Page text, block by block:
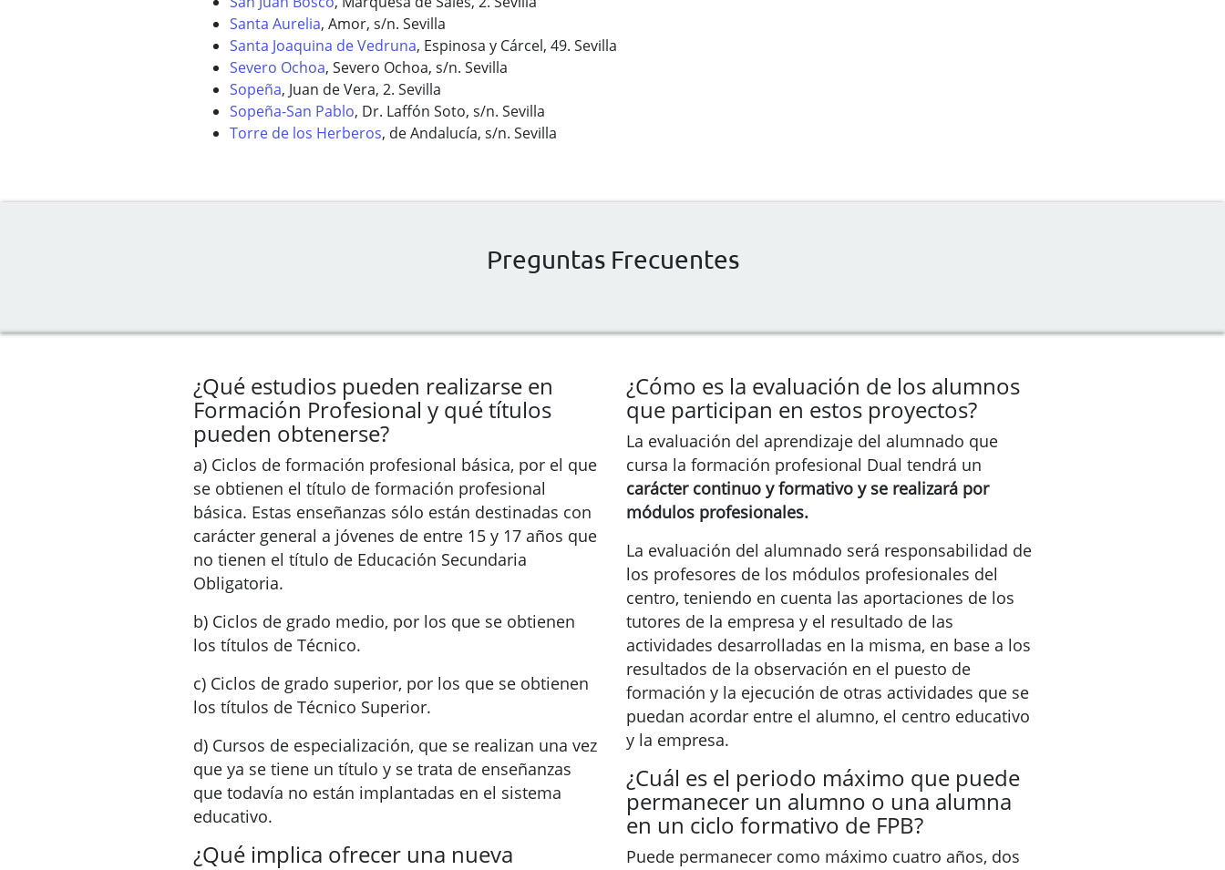
Santa Aurelia, Amor, s/n. Sevilla
Santa Joaquina de Vedruna, Espinosa y Cárcel, 49. Sevilla
Severo Ochoa, Severo Ochoa, s/n. Sevilla
Sopeña, Juan de Vera, 2. Sevilla
Sopeña-San Pablo, Dr. Laffón Soto, s/n. Sevilla
Torre de los Herberos, de Andalucía, s/n. Sevilla
Preguntas Frecuentes
¿Qué estudios pueden realizarse en
Formación Profesional y qué títulos
pueden obtenerse?
a) Ciclos de formación profesional básica, por el que
se obtienen el título de formación profesional
básica. Estas enseñanzas sólo están destinadas con
carácter general a jóvenes de entre 15 y 17 años que
no tienen el título de Educación Secundaria
Obligatoria.
b) Ciclos de grado medio, por los que se obtienen
los títulos de Técnico.
c) Ciclos de grado superior, por los que se obtienen
los títulos de Técnico Superior.
d) Cursos de especialización, que se realizan una vez
que ya se tiene un título y se trata de enseñanzas
que todavía no están implantadas en el sistema
educativo.
¿Qué implica ofrecer una nueva
¿Cómo es la evaluación de los alumnos
que participan en estos proyectos?
La evaluación del aprendizaje del alumnado que
cursa la formación profesional Dual tendrá un
carácter continuo y formativo y se realizará por
módulos profesionales.
La evaluación del alumnado será responsabilidad de
los profesores de los módulos profesionales del
centro, teniendo en cuenta las aportaciones de los
tutores de la empresa y el resultado de las
actividades desarrolladas en la misma, en base a los
resultados de la observación en el puesto de
formación y la ejecución de otras actividades que se
puedan acordar entre el alumno, el centro educativo
y la empresa.
¿Cuál es el periodo máximo que puede
permanecer un alumno o una alumna
en un ciclo formativo de FPB?
Puede permanecer como máximo cuatro años, dos